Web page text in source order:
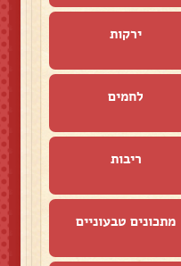
ירקות
לחמים
ריבות
מתכונים טבעוניים